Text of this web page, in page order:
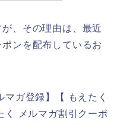
、その理由は、最近
ンを配布しているお
ガ登録】【 もえたく
く メルマガ割引クーポ